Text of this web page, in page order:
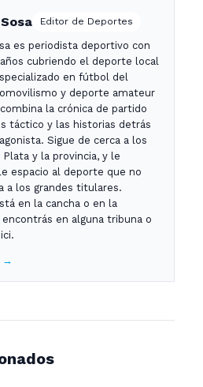
Editor de Deportes
es periodista deportivo con
cubriendo el deporte local
en fútbol del
y deporte amateur
la crónica de partido
táctico y las historias detrás
Sigue de cerca a los
y la provincia, y le
espacio al deporte que no
a los grandes titulares.
en la cancha o en la
en alguna tribuna o
→